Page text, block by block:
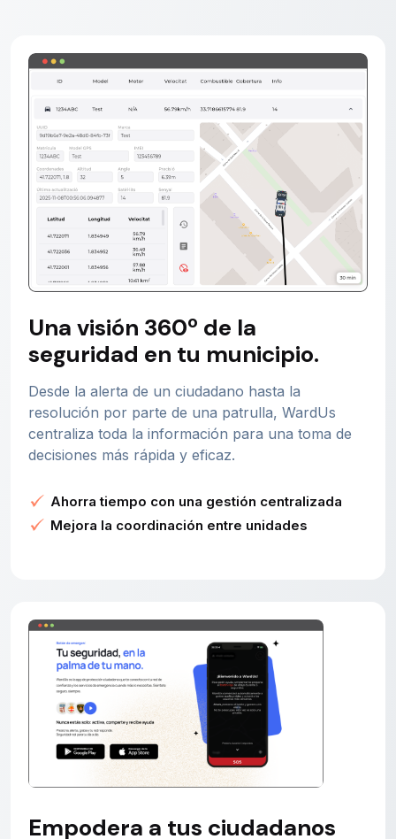
Una visión 360º de la
seguridad en tu municipio.
Desde la alerta de un ciudadano hasta la
resolución por parte de una patrulla, WardUs
centraliza toda la información para una toma de
decisiones más rápida y eficaz.
Ahorra tiempo con una gestión centralizada
Mejora la coordinación entre unidades
Empodera a tus ciudadanos